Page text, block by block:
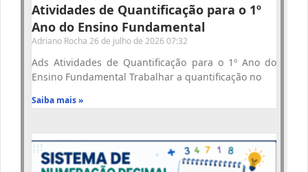
Atividades de Quantificação para o 1º
Ano do Ensino Fundamental
Adriano Rocha 26 de julho de 2026 07:32
Ads Atividades de Quantificação para o 1º Ano do
Ensino Fundamental Trabalhar a quantificação no
Saiba mais »